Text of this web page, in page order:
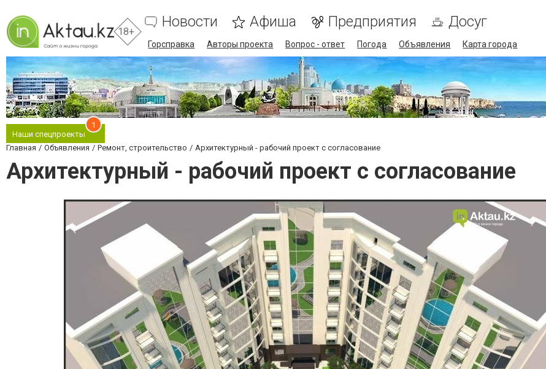
18+
Новости Афиша Предприятия Досуг
Горсправка Авторы проекта Вопрос - ответ Погода Объявления Карта города
Наши спецпроекты
1
Главная Объявления Ремонт, строительство Архитектурный - рабочий проект с согласование
Архитектурный - рабочий проект с согласование